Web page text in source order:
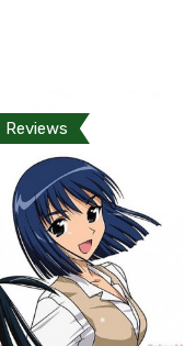
Reviews